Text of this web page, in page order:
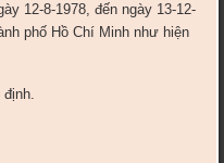
12-8-1978, đến ngày 13-12-
phố Hồ Chí Minh như hiện
.